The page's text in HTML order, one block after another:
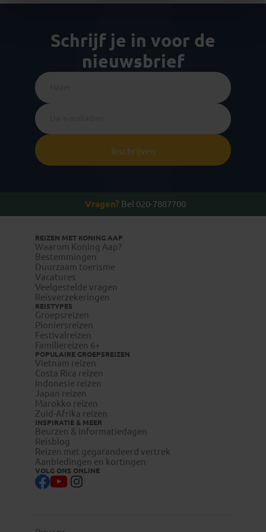
Schrijf je in voor de
nieuwsbrief
Inschrijven
Vragen? Bel 020-7887700
REIZEN MET KONING AAP
Waarom Koning Aap?
Bestemmingen
Duurzaam toerisme
Vacatures
Veelgestelde vragen
Reisverzekeringen
REISTYPES
Groepsreizen
Pioniersreizen
Festivalreizen
Familiereizen 6+
POPULAIRE GROEPSREIZEN
Vietnam reizen
Costa Rica reizen
Indonesie reizen
Japan reizen
Marokko reizen
Zuid-Afrika reizen
INSPIRATIE & MEER
Beurzen & informatiedagen
Reisblog
Reizen met gegarandeerd vertrek
Aanbiedingen en kortingen
VOLG ONS ONLINE